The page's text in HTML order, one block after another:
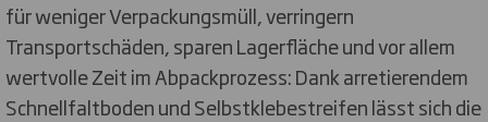
für weniger Verpackungsmüll, verringern
Transportschäden, sparen Lagerfläche und vor allem
wertvolle Zeit im Abpackprozess: Dank arretierendem
Schnellfaltboden und Selbstklebestreifen lässt sich die